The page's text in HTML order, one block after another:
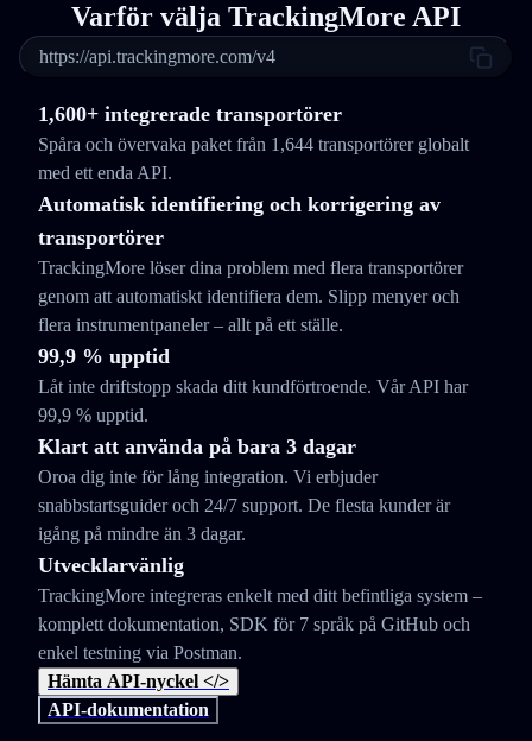
Varför välja TrackingMore API
https://api.trackingmore.com/v4
1,600+ integrerade transportörer
Spåra och övervaka paket från 1,644 transportörer globalt
med ett enda API.
Automatisk identifiering och korrigering av
transportörer
TrackingMore löser dina problem med flera transportörer
genom att automatiskt identifiera dem. Slipp menyer och
flera instrumentpaneler – allt på ett ställe.
99,9 % upptid
Låt inte driftstopp skada ditt kundförtroende. Vår API har
99,9 % upptid.
Klart att använda på bara 3 dagar
Oroa dig inte för lång integration. Vi erbjuder
snabbstartsguider och 24/7 support. De flesta kunder är
igång på mindre än 3 dagar.
Utvecklarvänlig
TrackingMore integreras enkelt med ditt befintliga system –
komplett dokumentation, SDK för 7 språk på GitHub och
enkel testning via Postman.
Hämta API-nyckel </>
API-dokumentation